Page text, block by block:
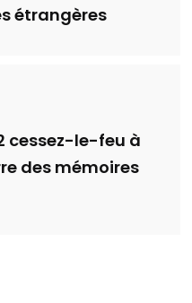
étrangères
cessez-le-feu à
des mémoires